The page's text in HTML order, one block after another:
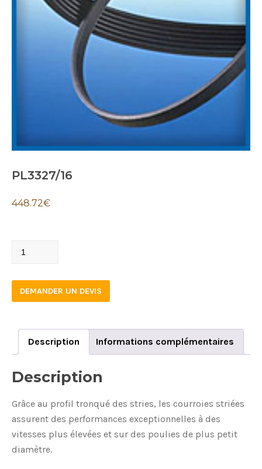
PL3327/16
448.72€
PL3327/16
DEMANDER UN DEVIS
Description Informations complémentaires
Description
Grâce au profil tronqué des stries, les courroies striées
assurent des performances exceptionnelles à des
vitesses plus élevées et sur des poulies de plus petit
diamètre.